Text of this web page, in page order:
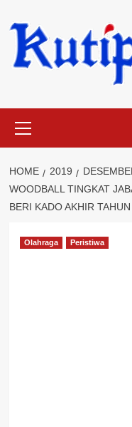
to
content
Menu
HOME 2019
WOODBALL TINGKAT
BERI KADO AKHIR
Olahraga Peristiwa